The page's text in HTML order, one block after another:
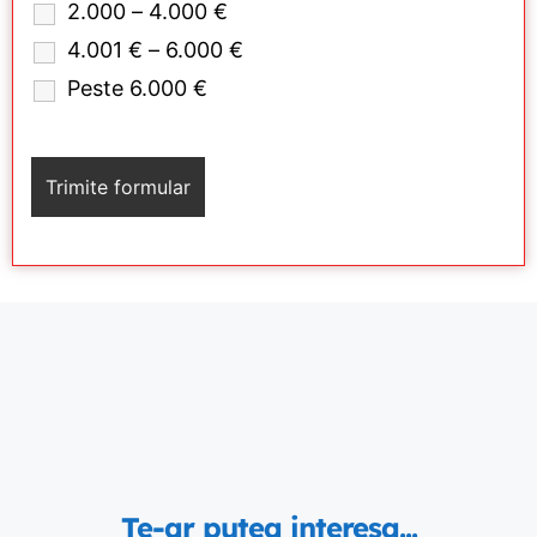
2.000 – 4.000 €
4.001 € – 6.000 €
Peste 6.000 €
Te-ar putea interesa...